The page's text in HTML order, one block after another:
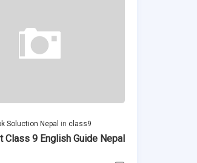
Soluction Nepal class9
Class 9 English Guide Nepal